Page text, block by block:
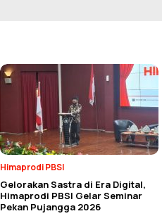
Himaprodi PBSI
Gelorakan Sastra di Era Digital,
Himaprodi PBSI Gelar Seminar
Pekan Pujangga 2026